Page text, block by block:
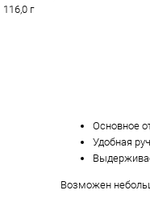
116,0 г
Основное
Удобная
Возможен